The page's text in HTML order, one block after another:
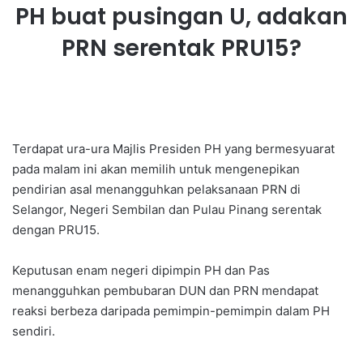
PH buat pusingan U, adakan
PRN serentak PRU15?
Terdapat ura-ura Majlis Presiden PH yang bermesyuarat
pada malam ini akan memilih untuk mengenepikan
pendirian asal menangguhkan pelaksanaan PRN di
Selangor, Negeri Sembilan dan Pulau Pinang serentak
dengan PRU15.
Keputusan enam negeri dipimpin PH dan Pas
menangguhkan pembubaran DUN dan PRN mendapat
reaksi berbeza daripada pemimpin-pemimpin dalam PH
sendiri.